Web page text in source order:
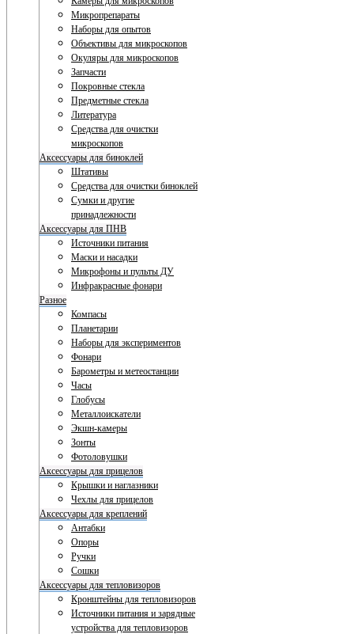
Микропрепараты
Наборы для опытов
Объективы для микроскопов
Окуляры для микроскопов
Запчасти
Покровные стекла
Предметные стекла
Литература
Средства для очистки
микроскопов
Аксессуары для биноклей
Штативы
Средства для очистки биноклей
Сумки и другие
принадлежности
Аксессуары для ПНВ
Источники питания
Маски и насадки
Микрофоны и пульты ДУ
Инфракрасные фонари
Разное
Компасы
Планетарии
Наборы для экспериментов
Фонари
Барометры и метеостанции
Часы
Глобусы
Металлоискатели
Экшн-камеры
Зонты
Фотоловушки
Аксессуары для прицелов
Крышки и наглазники
Чехлы для прицелов
Аксессуары для креплений
Антабки
Опоры
Ручки
Сошки
Аксессуары для тепловизоров
Кронштейны для тепловизоров
Источники питания и зарядные
устройства для тепловизоров